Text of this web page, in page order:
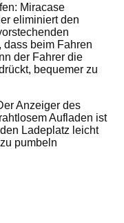
Miracase
eliminiert den
dass beim Fahren
der Fahrer die
bequemer zu
Anzeiger des
Aufladen ist
Ladeplatz leicht
pumbeln